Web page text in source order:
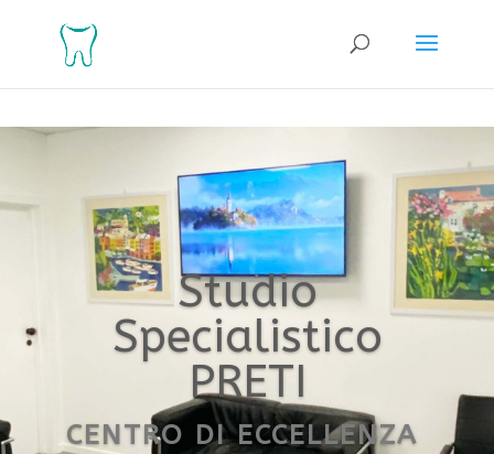
Studio
Specialistico
PRETI
CENTRO DI ECCELLENZA